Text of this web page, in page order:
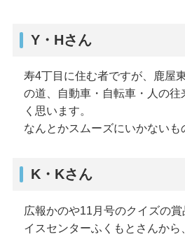
Y・Hさん
寿4丁目に住む者ですが、鹿屋
の道、自動車・自転車・人の往
く思います。
なんとかスムーズにいかないも
K・Kさん
広報かのや11月号のクイズの
イスセンターふくもとさんか